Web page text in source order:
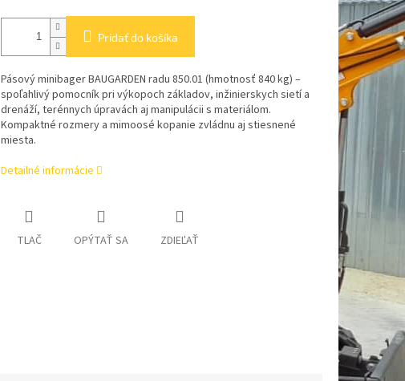
Pridať do košíka
Pásový minibager BAUGARDEN radu 850.01 (hmotnosť 840 kg) –
spoľahlivý pomocník pri výkopoch základov, inžinierskych sietí a
drenáží, terénnych úpravách aj manipulácii s materiálom.
Kompaktné rozmery a mimoosé kopanie zvládnu aj stiesnené
miesta.
Detailné informácie
TLAČ OPÝTAŤ SA ZDIEĽAŤ